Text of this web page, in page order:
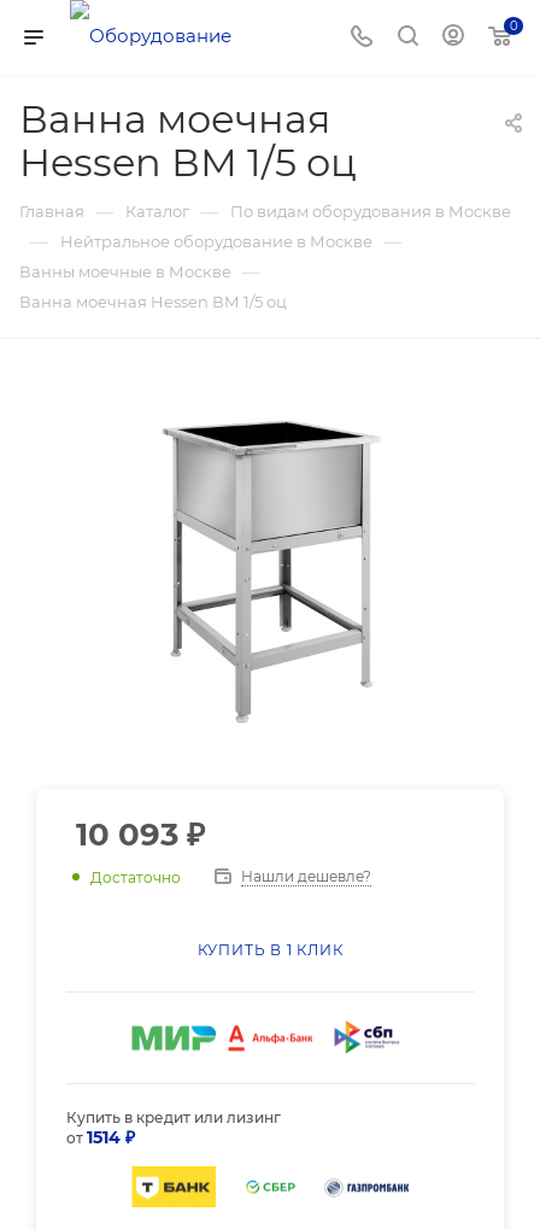
0
Ванна моечная
Hessen ВМ 1/5 оц
Главная — Каталог — По видам оборудования в Москве
— Нейтральное оборудование в Москве —
Ванны моечные в Москве —
Ванна моечная Hessen ВМ 1/5 оц
10 093 ₽
Достаточно Нашли дешевле?
КУПИТЬ В 1 КЛИК
Купить в кредит или лизинг
от 1514 ₽